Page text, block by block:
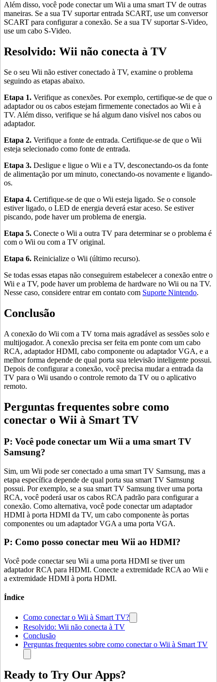
Além disso, você pode conectar um Wii a uma smart TV de outras
maneiras. Se a sua TV suportar entrada SCART, use um conversor
SCART para configurar a conexão. Se a sua TV suportar S-Video,
use um cabo S-Video.
Resolvido: Wii não conecta à TV
Se o seu Wii não estiver conectado à TV, examine o problema
seguindo as etapas abaixo.
Etapa 1. Verifique as conexões. Por exemplo, certifique-se de que o
adaptador ou os cabos estejam firmemente conectados ao Wii e à
TV. Além disso, verifique se há algum dano visível nos cabos ou
adaptador.
Etapa 2. Verifique a fonte de entrada. Certifique-se de que o Wii
esteja selecionado como fonte de entrada.
Etapa 3. Desligue e ligue o Wii e a TV, desconectando-os da fonte
de alimentação por um minuto, conectando-os novamente e ligando-
os.
Etapa 4. Certifique-se de que o Wii esteja ligado. Se o console
estiver ligado, o LED de energia deverá estar aceso. Se estiver
piscando, pode haver um problema de energia.
Etapa 5. Conecte o Wii a outra TV para determinar se o problema é
com o Wii ou com a TV original.
Etapa 6. Reinicialize o Wii (último recurso).
Se todas essas etapas não conseguirem estabelecer a conexão entre o
Wii e a TV, pode haver um problema de hardware no Wii ou na TV.
Nesse caso, considere entrar em contato com Suporte Nintendo.
Conclusão
A conexão do Wii com a TV torna mais agradável as sessões solo e
multijogador. A conexão precisa ser feita em ponte com um cabo
RCA, adaptador HDMI, cabo componente ou adaptador VGA, e a
melhor forma depende de qual porta sua televisão inteligente possui.
Depois de configurar a conexão, você precisa mudar a entrada da
TV para o Wii usando o controle remoto da TV ou o aplicativo
remoto.
Perguntas frequentes sobre como
conectar o Wii à Smart TV
P: Você pode conectar um Wii a uma smart TV
Samsung?
Sim, um Wii pode ser conectado a uma smart TV Samsung, mas a
etapa específica depende de qual porta sua smart TV Samsung
possui. Por exemplo, se a sua smart TV Samsung tiver uma porta
RCA, você poderá usar os cabos RCA padrão para configurar a
conexão. Como alternativa, você pode conectar um adaptador
HDMI à porta HDMI da TV, um cabo componente às portas
componentes ou um adaptador VGA a uma porta VGA.
P: Como posso conectar meu Wii ao HDMI?
Você pode conectar seu Wii a uma porta HDMI se tiver um
adaptador RCA para HDMI. Conecte a extremidade RCA ao Wii e
a extremidade HDMI à porta HDMI.
Índice
Como conectar o Wii à Smart TV?
Resolvido: Wii não conecta à TV
Conclusão
Perguntas frequentes sobre como conectar o Wii à Smart TV
Ready to Try Our Apps?